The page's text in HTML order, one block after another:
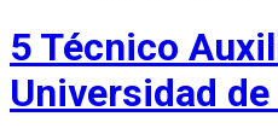
5 Técnico
Universidad